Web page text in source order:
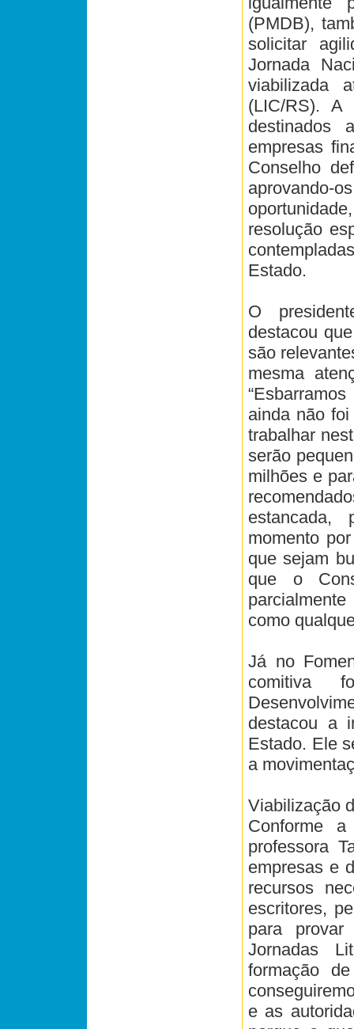
(PMDB),
solicitar
Jornada
viabilizada
(LIC/RS). A
destinados
empresas
Conselho
resolução
Estado.
O
destacou
são
mesma
ainda não
trabalhar
serão
milhões e
momento
que sejam
que o
como
Já no
comitiva
destacou a
Estado. Ele
a
Viabilização
Conforme a
professora
empresas e
recursos
escritores,
para
Jornadas
formação
e as